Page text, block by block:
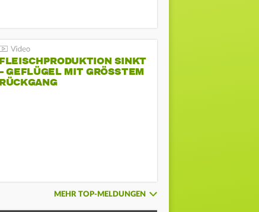
FLEISCHPRODUKTION SINKT
GEFLÜGEL MIT GRÖSSTEM R
ÜCKGANG
MEHR TOP-MELDUNGEN